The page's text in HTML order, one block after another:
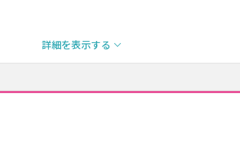
詳細を表示する